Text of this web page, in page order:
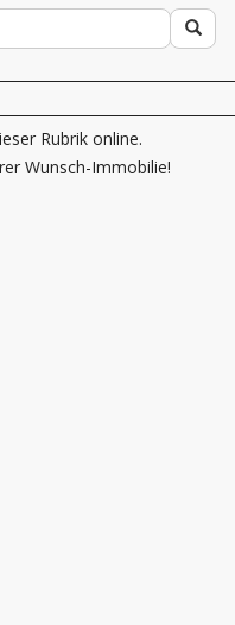
Rubrik online.
Wunsch-Immobilie!